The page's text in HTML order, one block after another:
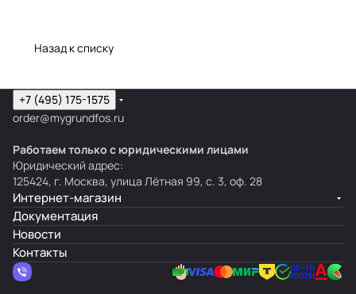
Назад к списку
+7 (495) 175-1575
order@mygrundfos.ru
Работаем только с юридическими лицами
Юридический адрес:
125424, г. Москва, улица Лётная 99, с. 3, оф. 28
Интернет-магазин
Документация
Новости
Контакты